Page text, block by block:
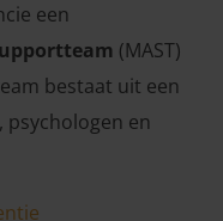
een
(MAST)
bestaat uit een
en